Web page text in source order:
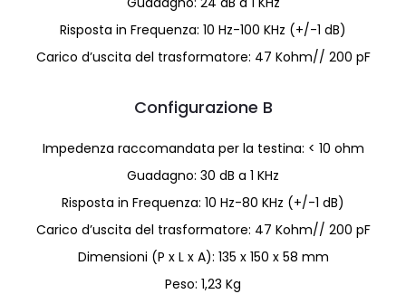
Risposta in Frequenza: 10 Hz-100 KHz (+/-1 dB)
Carico d’uscita del trasformatore: 47 Kohm// 200 pF
Configurazione B
Impedenza raccomandata per la testina: < 10 ohm
Guadagno: 30 dB a 1 KHz
Risposta in Frequenza: 10 Hz-80 KHz (+/-1 dB)
Carico d’uscita del trasformatore: 47 Kohm// 200 pF
Dimensioni (P x L x A): 135 x 150 x 58 mm
Peso: 1,23 Kg